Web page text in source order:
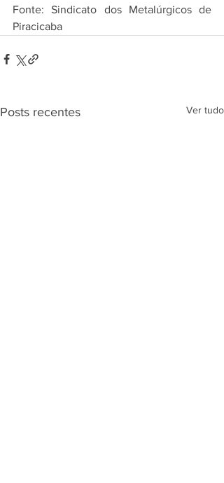
Fonte: Sindicato dos Metalúrgicos de
Piracicaba
Posts recentes Ver tudo